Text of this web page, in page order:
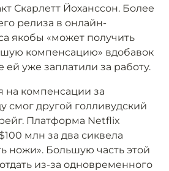
Скарлетт Йоханссон. Более
релиза в онлайн-
якобы «может получить
компенсацию» вдобавок
ей уже заплатили за работу.
на компенсации за
смог другой голливудский
Платформа Netflix
млн за два сиквела
ножи». Большую часть этой
из-за одновременного